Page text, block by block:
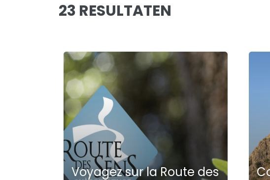
23 RESULTATEN
Voyagez sur la Route des